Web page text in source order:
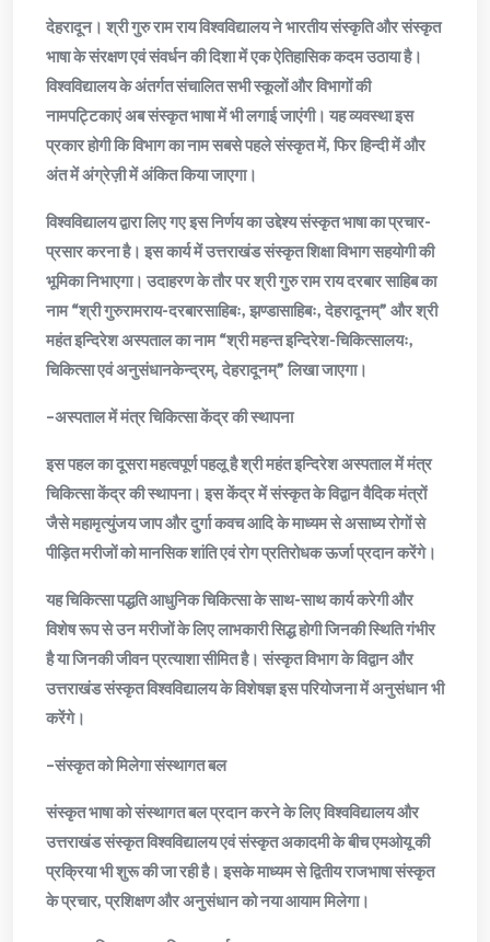
देहरादून। श्री गुरु राम राय विश्वविद्यालय ने भारतीय संस्कृति और संस्कृत
भाषा के संरक्षण एवं संवर्धन की दिशा में एक ऐतिहासिक कदम उठाया है।
विश्वविद्यालय के अंतर्गत संचालित सभी स्कूलों और विभागों की
नामपट्टिकाएं अब संस्कृत भाषा में भी लगाई जाएंगी। यह व्यवस्था इस
प्रकार होगी कि विभाग का नाम सबसे पहले संस्कृत में, फिर हिन्दी में और
अंत में अंग्रेज़ी में अंकित किया जाएगा।
विश्वविद्यालय द्वारा लिए गए इस निर्णय का उद्देश्य संस्कृत भाषा का प्रचार-
प्रसार करना है। इस कार्य में उत्तराखंड संस्कृत शिक्षा विभाग सहयोगी की
भूमिका निभाएगा। उदाहरण के तौर पर श्री गुरु राम राय दरबार साहिब का
नाम “श्री गुरुरामराय-दरबारसाहिबः, झण्डासाहिबः, देहरादूनम्” और श्री
महंत इन्दिरेश अस्पताल का नाम “श्री महन्त इन्दिरेश-चिकित्सालयः,
चिकित्सा एवं अनुसंधानकेन्द्रम्, देहरादूनम्” लिखा जाएगा।
–अस्पताल में मंत्र चिकित्सा केंद्र की स्थापना
इस पहल का दूसरा महत्वपूर्ण पहलू है श्री महंत इन्दिरेश अस्पताल में मंत्र
चिकित्सा केंद्र की स्थापना। इस केंद्र में संस्कृत के विद्वान वैदिक मंत्रों
जैसे महामृत्युंजय जाप और दुर्गा कवच आदि के माध्यम से असाध्य रोगों से
पीड़ित मरीजों को मानसिक शांति एवं रोग प्रतिरोधक ऊर्जा प्रदान करेंगे।
यह चिकित्सा पद्धति आधुनिक चिकित्सा के साथ-साथ कार्य करेगी और
विशेष रूप से उन मरीजों के लिए लाभकारी सिद्ध होगी जिनकी स्थिति गंभीर
है या जिनकी जीवन प्रत्याशा सीमित है। संस्कृत विभाग के विद्वान और
उत्तराखंड संस्कृत विश्वविद्यालय के विशेषज्ञ इस परियोजना में अनुसंधान भी
करेंगे।
–संस्कृत को मिलेगा संस्थागत बल
संस्कृत भाषा को संस्थागत बल प्रदान करने के लिए विश्वविद्यालय और
उत्तराखंड संस्कृत विश्वविद्यालय एवं संस्कृत अकादमी के बीच एमओयू की
प्रक्रिया भी शुरू की जा रही है। इसके माध्यम से द्वितीय राजभाषा संस्कृत
के प्रचार, प्रशिक्षण और अनुसंधान को नया आयाम मिलेगा।